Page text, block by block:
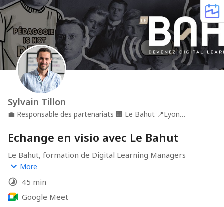
Sylvain Tillon
💼 Responsable des partenariats 🏢 Le Bahut 📍Lyon
Echange en visio avec Le Bahut
Le Bahut, formation de Digital Learning Managers
Plaquette de présentation :
https://drive.google.com/file/d/1hZzdjyzOp-
GUGX62MuxjX_lyDu1oVVba/view?usp=sharing
More
45 min
Google Meet